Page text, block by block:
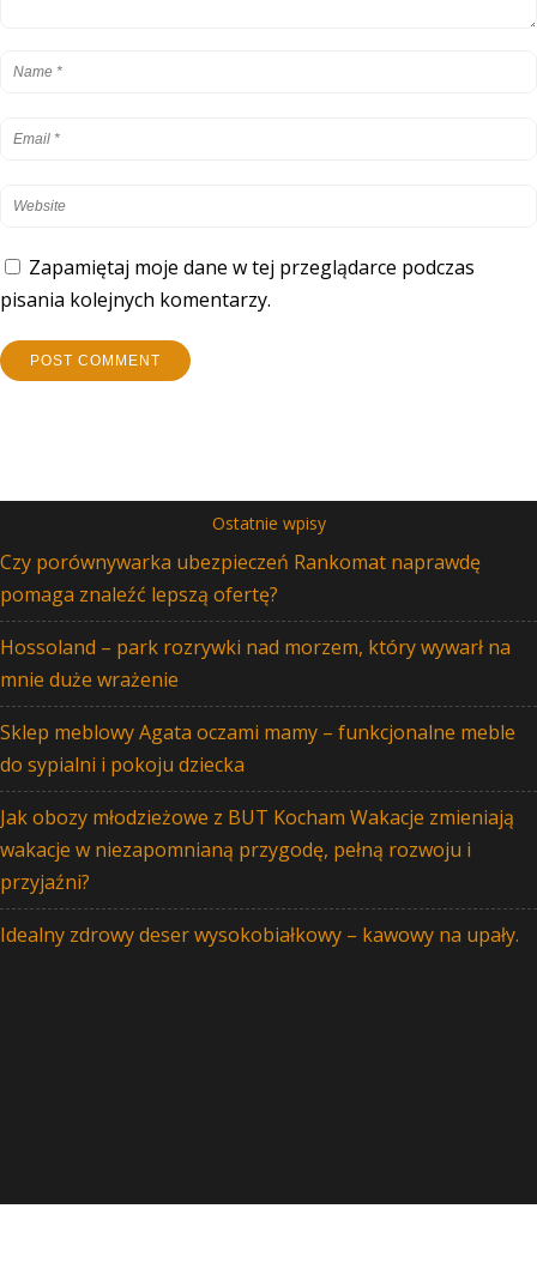
Zapamiętaj moje dane w tej przeglądarce podczas
pisania kolejnych komentarzy.
Ostatnie wpisy
Czy porównywarka ubezpieczeń Rankomat naprawdę
pomaga znaleźć lepszą ofertę?
Hossoland – park rozrywki nad morzem, który wywarł na
mnie duże wrażenie
Sklep meblowy Agata oczami mamy – funkcjonalne meble
do sypialni i pokoju dziecka
Jak obozy młodzieżowe z BUT Kocham Wakacje zmieniają
wakacje w niezapomnianą przygodę, pełną rozwoju i
przyjaźni?
Idealny zdrowy deser wysokobiałkowy – kawowy na upały.